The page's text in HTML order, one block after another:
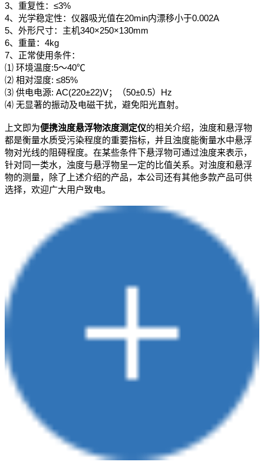
3、重复性：≤3%
4、光学稳定性：仪器吸光值在20min内漂移小于0.002A
5、外形尺寸：主机340×250×130mm
6、重量：4kg
7、正常使用条件：
⑴ 环境温度:5～40℃
⑵ 相对湿度: ≤85%
⑶ 供电电源: AC(220±22)V；（50±0.5）Hz
⑷ 无显著的振动及电磁干扰，避免阳光直射。
上文即为便携浊度悬浮物浓度测定仪的相关介绍，浊度和悬浮物
都是衡量水质受污染程度的重要指标，并且浊度能衡量水中悬浮
物对光线的阻碍程度。在某些条件下悬浮物可通过浊度来表示，
针对同一类水，浊度与悬浮物呈一定的比值关系。对浊度和悬浮
物的测量，除了上述介绍的产品，本公司还有其他多款产品可供
选择，欢迎广大用户致电。